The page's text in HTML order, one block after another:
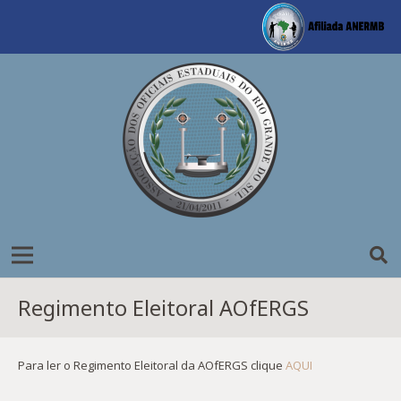
Regimento Eleitoral AOfERGS
Para ler o Regimento Eleitoral da AOfERGS clique AQUI